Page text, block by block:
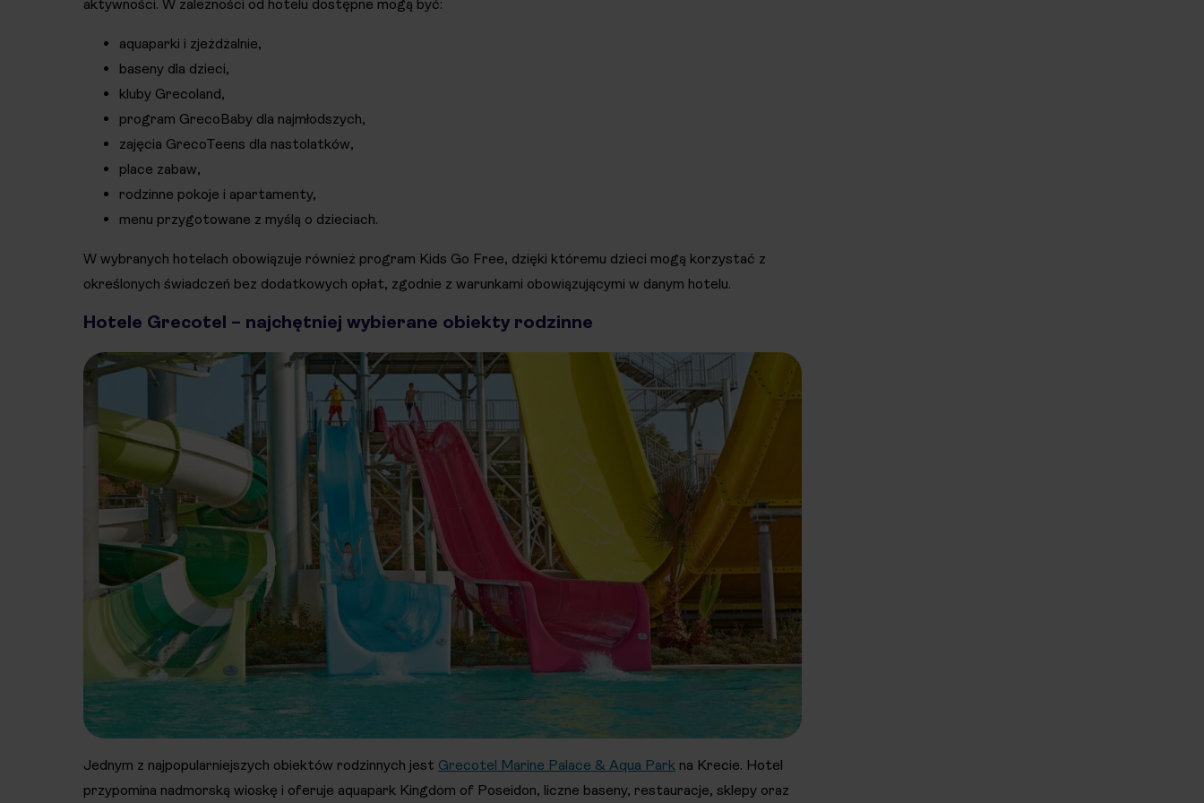
aktywności. W zależności od hotelu dostępne mogą być:
aquaparki i zjeżdżalnie,
baseny dla dzieci,
kluby Grecoland,
program GrecoBaby dla najmłodszych,
zajęcia GrecoTeens dla nastolatków,
place zabaw,
rodzinne pokoje i apartamenty,
menu przygotowane z myślą o dzieciach.
W wybranych hotelach obowiązuje również program Kids Go Free, dzięki któremu dzieci mogą korzystać z
określonych świadczeń bez dodatkowych opłat, zgodnie z warunkami obowiązującymi w danym hotelu.
Hotele Grecotel – najchętniej wybierane obiekty rodzinne
Jednym z najpopularniejszych obiektów rodzinnych jest Grecotel Marine Palace & Aqua Park na Krecie. Hotel
przypomina nadmorską wioskę i oferuje aquapark Kingdom of Poseidon, liczne baseny, restauracje, sklepy oraz